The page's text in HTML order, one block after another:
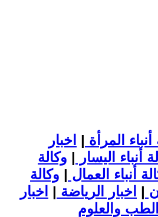
أنباء المرأة | اخبار
أنباء اليسار | وكالة
أنباء العمال | وكالة
| اخبار الرياضة | اخبار